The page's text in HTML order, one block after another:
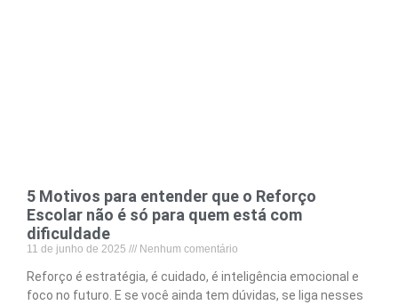
5 Motivos para entender que o Reforço
Escolar não é só para quem está com
dificuldade
11 de junho de 2025 Nenhum comentário
Reforço é estratégia, é cuidado, é inteligência emocional e
foco no futuro. E se você ainda tem dúvidas, se liga nesses